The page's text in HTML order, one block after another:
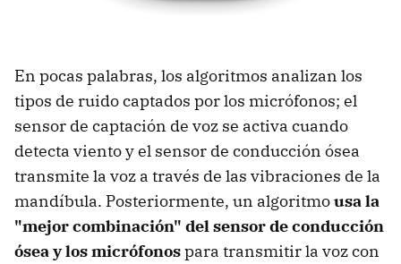
En pocas palabras, los algoritmos analizan los
tipos de ruido captados por los micrófonos; el
sensor de captación de voz se activa cuando
detecta viento y el sensor de conducción ósea
transmite la voz a través de las vibraciones de la
mandíbula. Posteriormente, un algoritmousa la
"mejor combinación" del sensor de conducción
ósea y los micrófonospara transmitir la voz con